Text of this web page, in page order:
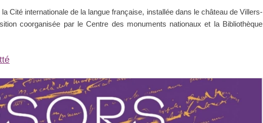
Cité internationale de la langue française, installée dans le château de Villers-
coorganisée par le Centre des monuments nationaux et la Bibliothèque